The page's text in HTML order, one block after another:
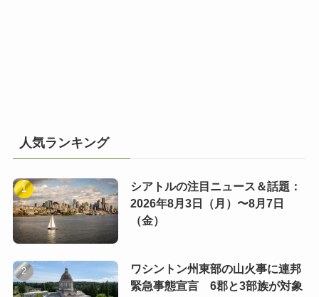
人気ランキング
シアトルの注目ニュース＆話題：
2026年8月3日（月）〜8月7日
（金）
ワシントン州東部の山火事に連邦
緊急事態宣言 6郡と3部族が対象